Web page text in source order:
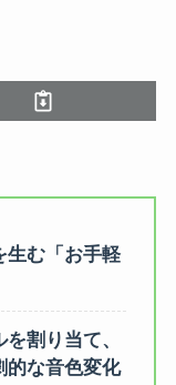
生む「お手軽
割り当て、
的な音色変化